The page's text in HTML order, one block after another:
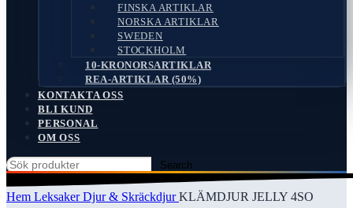
FINSKA ARTIKLAR
NORSKA ARTIKLAR
SWEDEN
STOCKHOLM
10-KRONORSARTIKLAR
REA-ARTIKLAR (50%)
KONTAKTA OSS
BLI KUND
PERSONAL
OM OSS
Search
Hem LeksakerDjur & SkräckdjurKLÄMDJUR JELLY 4SO